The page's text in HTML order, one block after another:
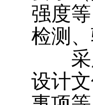
强度
检测
采用
设计